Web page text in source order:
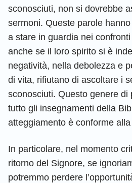
sconosciuti, non si dovrebbe
sermoni. Queste parole
a stare in guardia nei
anche se il loro spirito si è
negatività, nella debolezza e
di vita, rifiutano di ascoltare i
sconosciuti. Questo genere di
tutto gli insegnamenti della
atteggiamento è conforme alla
In particolare, nel momento
ritorno del Signore, se
potremmo perdere